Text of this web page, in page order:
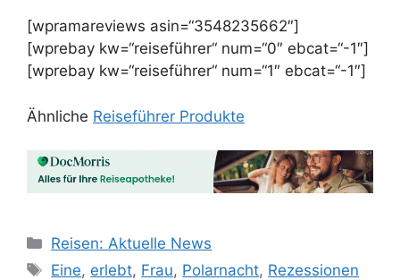
[wpramareviews asin=“3548235662″]
[wprebay kw=“reiseführer“ num=“0″ ebcat=“-1″]
[wprebay kw=“reiseführer“ num=“1″ ebcat=“-1″]
Ähnliche Reiseführer Produkte
Kategorien
Reisen: Aktuelle News
Schlagwörter
Eine, erlebt, Frau, Polarnacht, Rezessionen